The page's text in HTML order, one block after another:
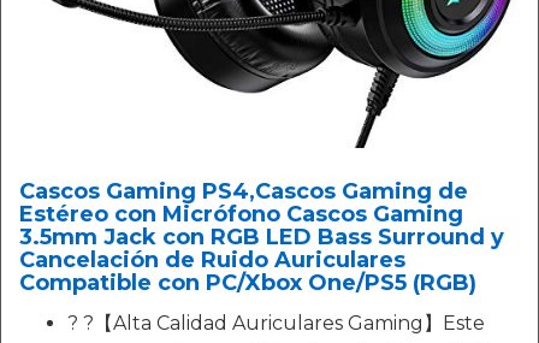
Cascos Gaming PS4,Cascos Gaming de
Estéreo con Micrófono Cascos Gaming
3.5mm Jack con RGB LED Bass Surround y
Cancelación de Ruido Auriculares
Compatible con PC/Xbox One/PS5 (RGB)
? ?【Alta Calidad Auriculares Gaming】Este